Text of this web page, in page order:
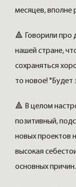
месяцев, вполне
🔺 Говорили про
нашей стране,
сохраняться
то новое! "Будет
🔺 В целом
позитивный,
новых проектов
высокая
основных причин.